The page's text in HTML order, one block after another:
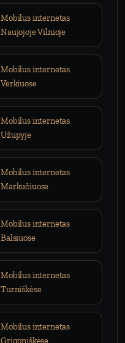
Mobilus internetas
Naujojoje Vilnioje
Mobilus internetas
Verkiuose
Mobilus internetas
Užupyje
Mobilus internetas
Markučiuose
Mobilus internetas
Balsiuose
Mobilus internetas
Turniškėse
Mobilus internetas
Grigoniškėse